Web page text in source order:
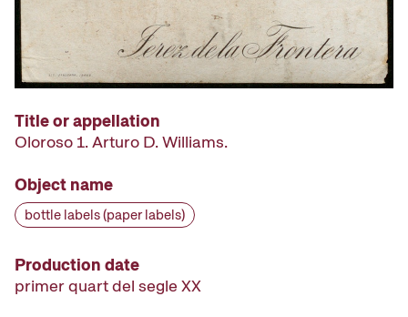
Title or appellation
Oloroso 1. Arturo D. Williams.
Object name
bottle labels (paper labels)
Production date
primer quart del segle XX